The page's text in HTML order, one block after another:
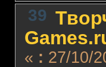
39
« : 27/10/